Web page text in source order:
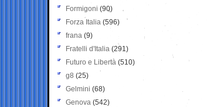
Formigoni (90)
Forza Italia (596)
frana (9)
Fratelli d'Italia (291)
Futuro e Libertà (510)
g8 (25)
Gelmini (68)
Genova (542)